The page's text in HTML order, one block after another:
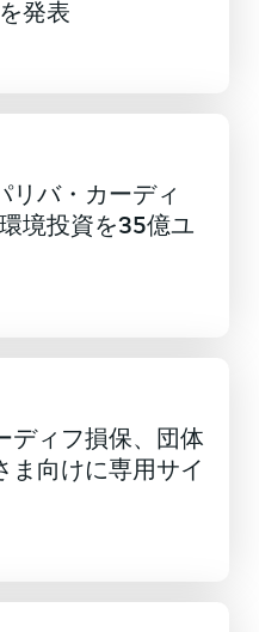
発表
リバ・カーディ
境投資を35億ユ
ディフ損保、団体
ま向けに専用サイ